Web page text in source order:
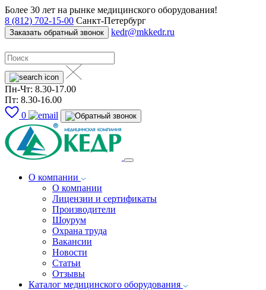
Более 30 лет на рынке медицинского оборудования!
8 (812) 702-15-00 Санкт-Петербург
Заказать обратный звонок kedr@mkkedr.ru
Пн-Чт: 8.30-17.00
Пт: 8.30-16.00
0
О компании
О компании
Лицензии и сертификаты
Производители
Шоурум
Охрана труда
Вакансии
Новости
Статьи
Отзывы
Каталог медицинского оборудования